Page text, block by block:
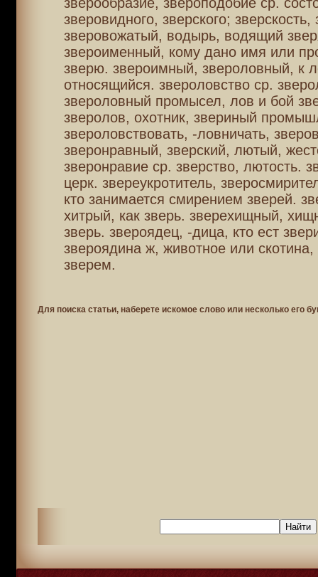
зверовидного, зверского; зверскость,
зверовожатый, водырь, водящий
звероименный, кому дано имя или
зверю. звероимный, звероловный, к
относящийся. звероловство ср.
звероловный промысел, лов и бой
зверолов, охотник, звериный
звероловствовать, -ловничать,
зверонравный, зверский, лютый,
зверонравие ср. зверство, лютость.
церк. звереукротитель,
кто занимается смирением зверей.
хитрый, как зверь. зверехищный,
зверь. звероядец, -дица, кто ест
звероядина ж, животное или скотина,
зверем.
Для поиска статьи, наберете искомое слово или несколько его